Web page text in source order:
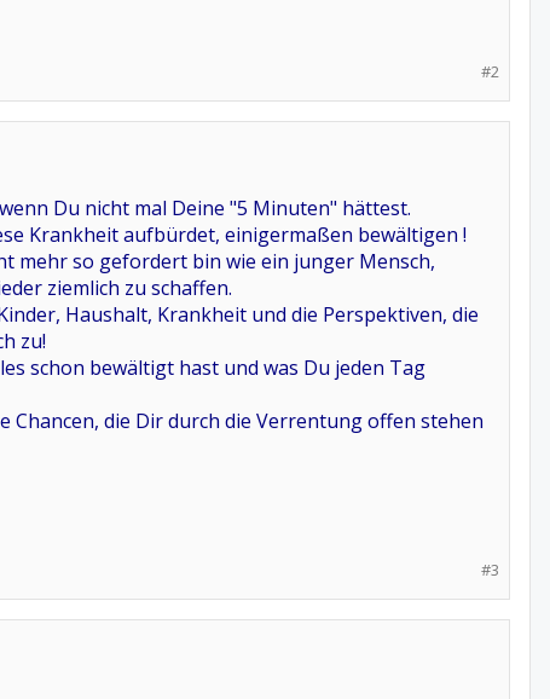
#2
Du nicht mal Deine "5 Minuten" hättest.
Krankheit aufbürdet, einigermaßen bewältigen !
mehr so gefordert bin wie ein junger Mensch,
ziemlich zu schaffen.
Haushalt, Krankheit und die Perspektiven, die
zu!
schon bewältigt hast und was Du jeden Tag
Chancen, die Dir durch die Verrentung offen stehen
#3